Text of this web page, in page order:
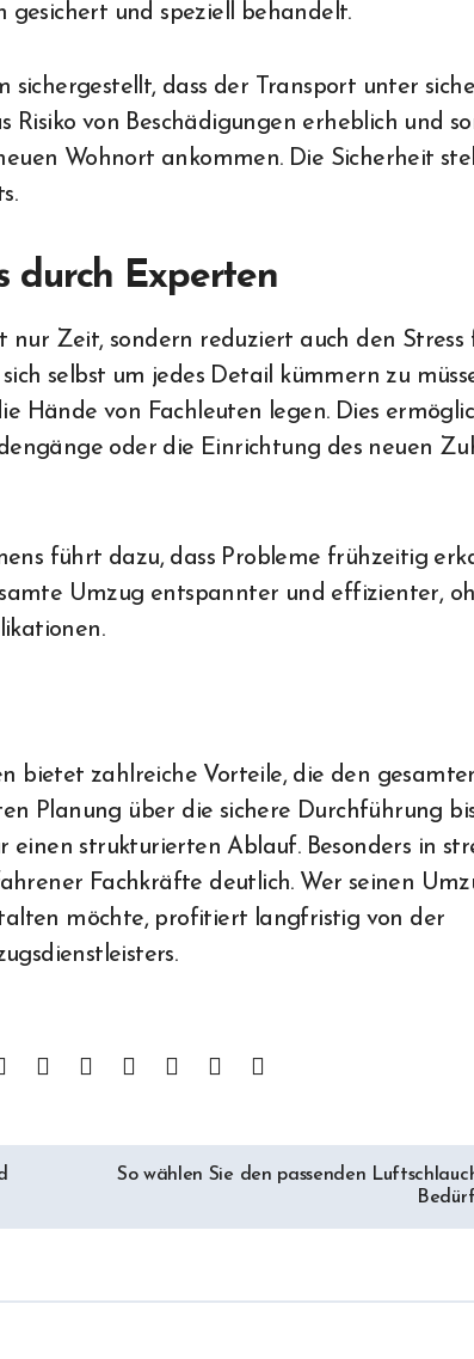
und speziell behandelt.
dass der Transport unter
von Beschädigungen erheblich und
Wohnort ankommen. Die Sicherheit
durch Experten
Zeit, sondern reduziert auch den Stress
selbst um jedes Detail kümmern zu
Hände von Fachleuten legen. Dies
oder die Einrichtung des neuen
führt dazu, dass Probleme frühzeitig
Umzug entspannter und effizienter,
bietet zahlreiche Vorteile, die den
Planung über die sichere Durchführung
strukturierten Ablauf. Besonders in
Fachkräfte deutlich. Wer seinen
möchte, profitiert langfristig von der
So wählen Sie den passenden